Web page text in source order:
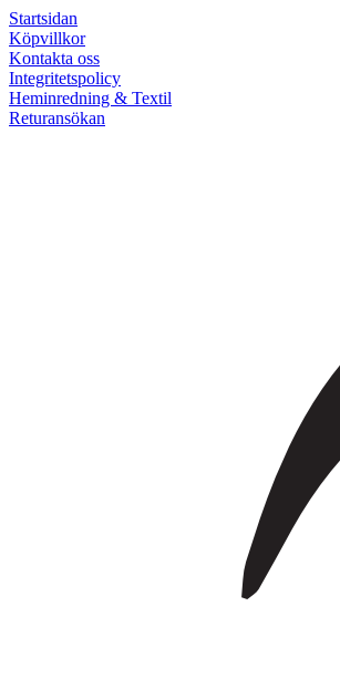
Startsidan
Köpvillkor
Kontakta oss
Integritetspolicy
Heminredning & Textil
Returansökan